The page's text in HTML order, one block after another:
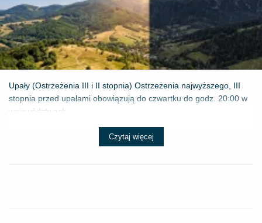
Upały (Ostrzeżenia III i II stopnia) Ostrzeżenia najwyższego, III
stopnia przed upałami obowiązują do czwartku do godz. 20:00 w
województwach...
Czytaj więcej